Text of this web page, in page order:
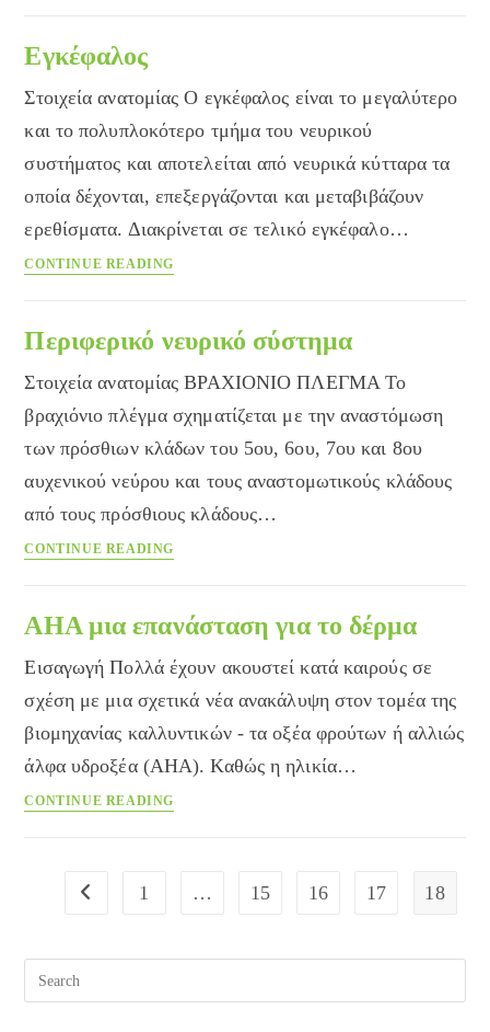
Εγκέφαλος
Στοιχεία ανατομίας Ο εγκέφαλος είναι το μεγαλύτερο
και το πολυπλοκότερο τμήμα του νευρικού
συστήματος και αποτελείται από νευρικά κύτταρα τα
οποία δέχονται, επεξεργάζονται και μεταβιβάζουν
ερεθίσματα. Διακρίνεται σε τελικό εγκέφαλο…
CONTINUE READING
Περιφερικό νευρικό σύστημα
Στοιχεία ανατομίας ΒΡΑΧΙΟΝΙΟ ΠΛΕΓΜΑ Το
βραχιόνιο πλέγμα σχηματίζεται με την αναστόμωση
των πρόσθιων κλάδων του 5ου, 6ου, 7ου και 8ου
αυχενικού νεύρου και τους αναστομωτικούς κλάδους
από τους πρόσθιους κλάδους…
CONTINUE READING
AHA μια επανάσταση για το δέρμα
Εισαγωγή Πολλά έχουν ακουστεί κατά καιρούς σε
σχέση με μια σχετικά νέα ανακάλυψη στον τομέα της
βιομηχανίας καλλυντικών - τα οξέα φρούτων ή αλλιώς
άλφα υδροξέα (AHA). Καθώς η ηλικία…
CONTINUE READING
Go to the previous page
1 … 15 16 17 18